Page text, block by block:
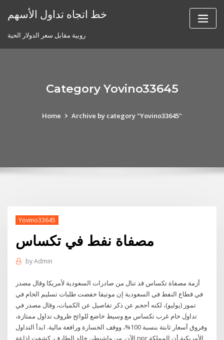
خط اتجاه تداول الأسهم
روبية مقابل سعر الدولار الحية
Category Yovino33645
Home Archive by category "Yovino33645"
Yovino33645
مصفاة نفط في تكساس
byAdmin
أزمة مصفاة تكساس قد تنال من صادرات السعودية لأمريكا وقال مصدر
في قطاع النفط في السعودية إن موتيفا خفضت طلبات تسليم الخام في
تموز (يوليو)، لكنه أحجم عن ذكر تفاصيل عن الكميات، وقال مصدر في
تداول خام غرب تكساس مع وسيط خاضع للوائح ظروف تداول ممتازة،
وفروق أسعار ثابتة بنسبة 100%، ووقف الخسارة ورافعة مالية. ابدأ التداول
الآن. من واشنطن خالد الطارف. كشفت إذاعة npr الأمريكية أن المملكة